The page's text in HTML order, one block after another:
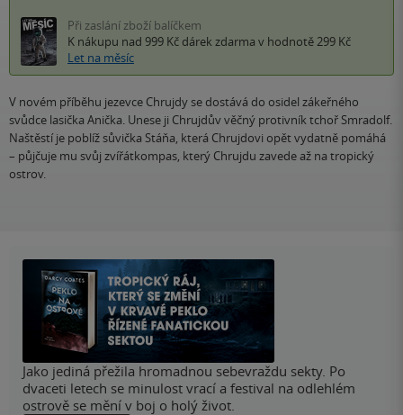
Při zaslání zboží balíčkem
K nákupu nad 999 Kč dárek zdarma v hodnotě 299 Kč
Let na měsíc
V novém příběhu jezevce Chrujdy se dostává do osidel zákeřného
svůdce lasička Anička. Unese ji Chrujdův věčný protivník tchoř Smradolf.
Naštěstí je poblíž sůvička Stáňa, která Chrujdovi opět vydatně pomáhá
– půjčuje mu svůj zvířátkompas, který Chrujdu zavede až na tropický
ostrov.
Jako jediná přežila hromadnou sebevraždu sekty. Po
dvaceti letech se minulost vrací a festival na odlehlém
ostrově se mění v boj o holý život.